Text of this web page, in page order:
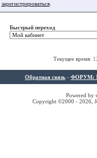
зарегистрироваться.
Быстрый переход
Текущее время:
Обратная связь - ФОРУМ:
Powered by
Copyright ©2000 - 2026,